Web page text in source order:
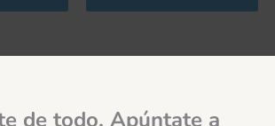
de todo. Apúntate a